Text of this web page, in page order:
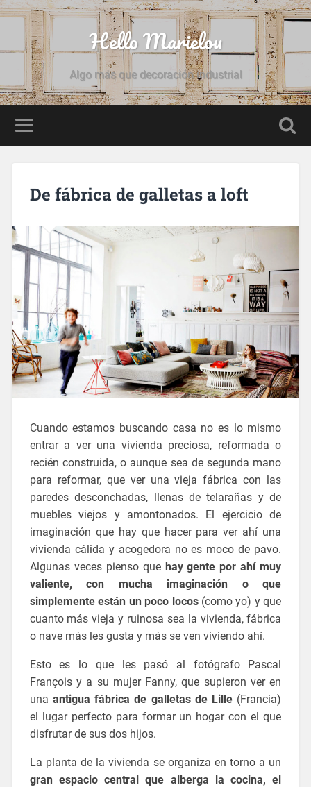
Hello Marielou
Algo más que decoración industrial
De fábrica de galletas a loft
Cuando estamos buscando casa no es lo mismo
entrar a ver una vivienda preciosa, reformada o
recién construida, o aunque sea de segunda mano
para reformar, que ver una vieja fábrica con las
paredes desconchadas, llenas de telarañas y de
muebles viejos y amontonados. El ejercicio de
imaginación que hay que hacer para ver ahí una
vivienda cálida y acogedora no es moco de pavo.
Algunas veces pienso quehay gente por ahí muy
valiente, con mucha imaginación o que
simplemente están un poco locos(como yo) y que
cuanto más vieja y ruinosa sea la vivienda, fábrica
o nave más les gusta y más se ven viviendo ahí.
Esto es lo que les pasó al fotógrafo Pascal
François y a su mujer Fanny, que supieron ver en
una antigua fábrica de galletas de Lille (Francia)
el lugar perfecto para formar un hogar con el que
disfrutar de sus dos hijos.
La planta de la vivienda se organiza en torno a un
gran espacio central que alberga la cocina, el